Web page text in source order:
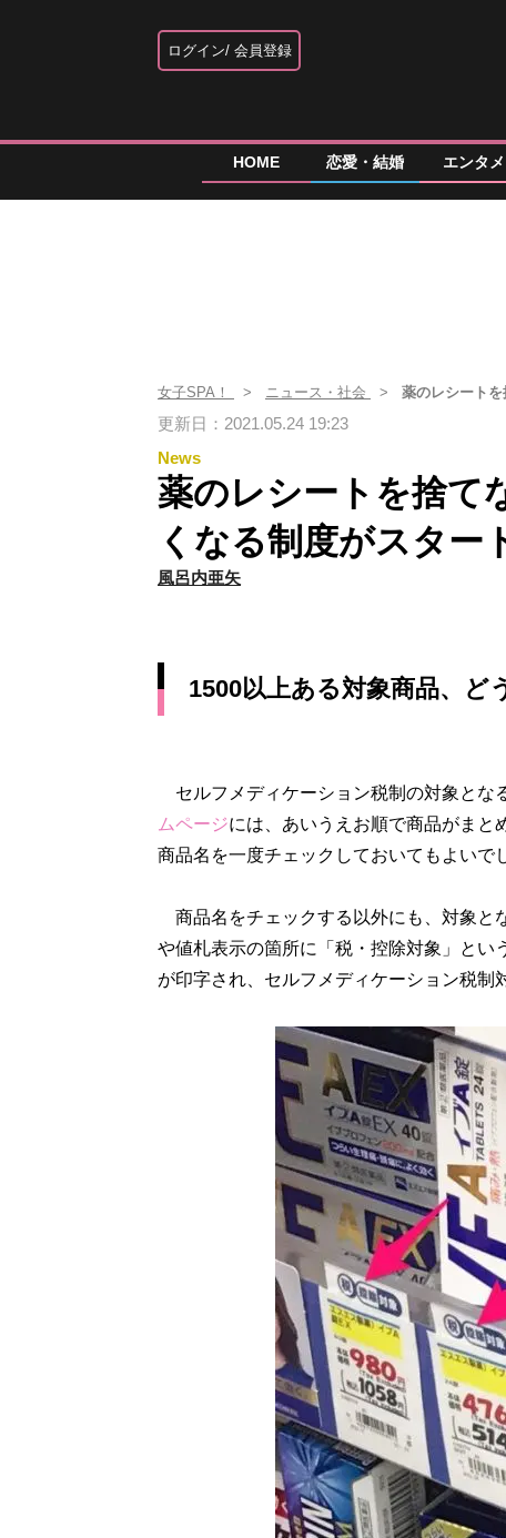
ログイン 会員登録
HOME 恋愛・結婚 エンタメ
女子SPA！ ニュース・社会 薬のレシート
更新日：2021.05.24 19:23
News
薬のレシートを捨て
くなる制度がスター
風呂内亜矢
1500以上ある対象商品、ど
セルフメディケーション税制の対象とな
ムページには、あいうえお順で商品がまと
商品名を一度チェックしておいてもよいで
商品名をチェックする以外にも、対象と
や値札表示の箇所に「税・控除対象」と
が印字され、セルフメディケーション税制